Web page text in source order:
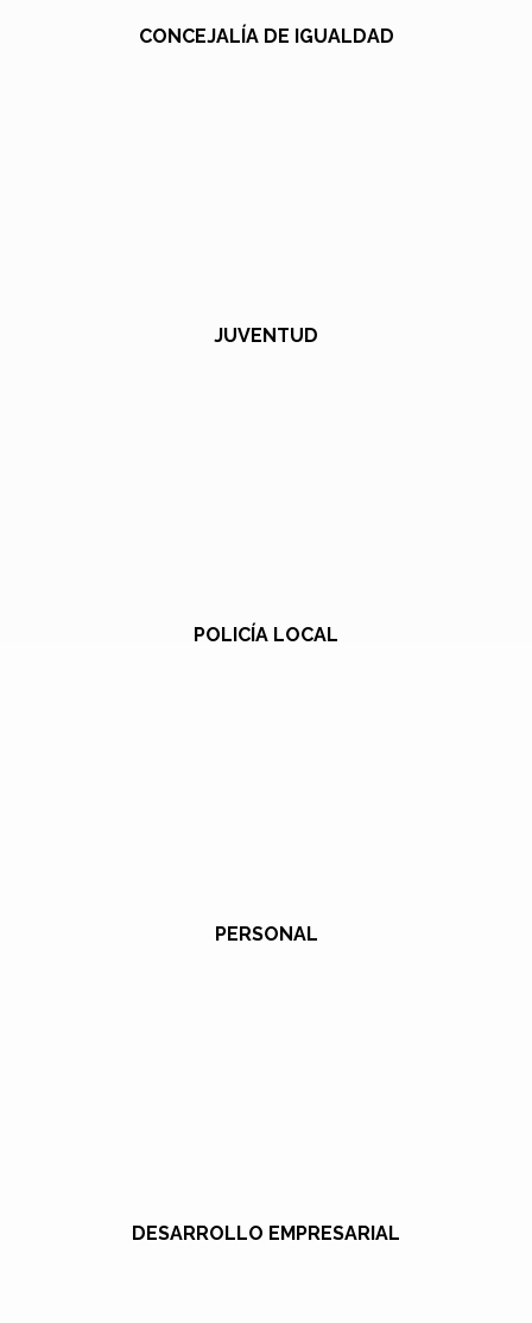
CONCEJALÍA DE IGUALDAD
JUVENTUD
POLICÍA LOCAL
PERSONAL
DESARROLLO EMPRESARIAL